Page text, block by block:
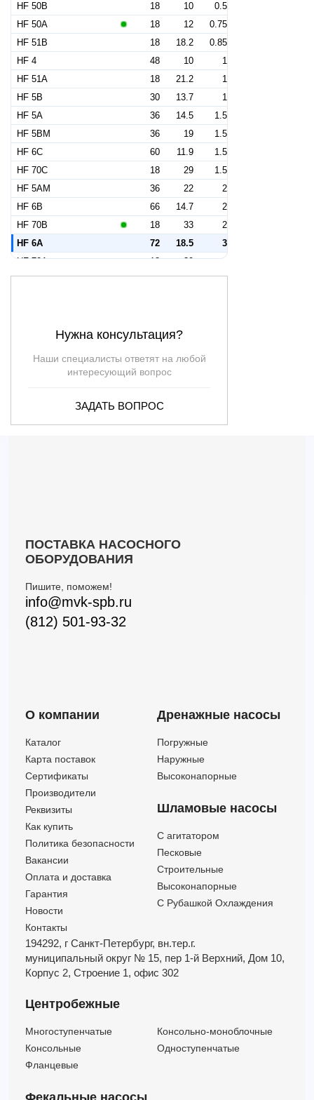
HF 50B 18 10
0.5
HF 50A
18 12
0.75
HF 51B
18 18.2
0.85
HF 4
48 10
1
HF 51A
18 21.2
1
HF 5B
30 13.7
1
HF 5A
36 14.5
1.5
HF 5BM
36 19
1.5
HF 6C
60 11.9
1.5
HF 70C
18 29
1.5
HF 5AM
36 22
2
HF 6B
66 14.7
2
HF 70B
18 33
2
HF 6A
72 18.5
3
HF 70A
18 39
3
HF 20B
— —
4
72 24.5
HF 30B
18
132
96
HF 5C
24 12.5 —
Нужна консультация?
Наши специалисты ответят на любой
интересующий вопрос
ЗАДАТЬ ВОПРОС
ПОСТАВКА НАСОСНОГО
ОБОРУДОВАНИЯ
Пишите, поможем!
info@mvk-spb.ru
(812) 501-93-32
О компании
Каталог
Карта поставок
Сертификаты
Производители
Реквизиты
Как купить
Политика безопасности
Вакансии
Оплата и доставка
Гарантия
Новости
Контакты
Дренажные насосы
Погружные
Наружные
Высоконапорные
Шламовые насосы
C агитатором
Песковые
Строительные
Высоконапорные
С Рубашкой Охлаждения
194292, г Санкт-Петербург, вн.тер.г.
муниципальный округ № 15, пер 1-й Верхний, Дом 10,
Корпус 2, Строение 1, офис 302
Центробежные
Многоступенчатые
Консольно-моноблочные
Консольные
Одноступенчатые
Фланцевые